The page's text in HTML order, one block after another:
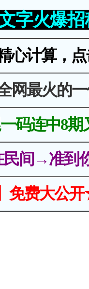
字火爆招
心计算，
最火的一
码连中8期
间→准到
费大公